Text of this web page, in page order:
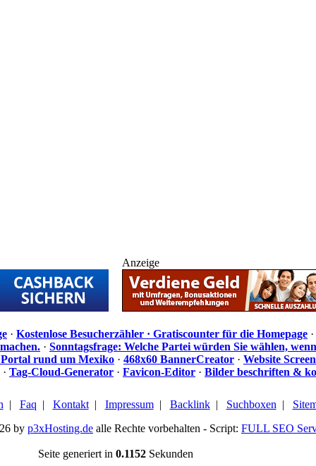
Anzeige
· Kostenlose Besucherzähler · Gratiscounter für die Homepage ·
· Sonntagsfrage: Welche Partei würden Sie wählen,
Portal rund um Mexiko · 468x60 BannerCreator · Website
· Tag-Cloud-Generator · Favicon-Editor · Bilder beschriften &
| Faq | Kontakt| Impressum| Backlink| Suchboxen |
by p3xHosting.de alle Rechte vorbehalten - Script: FULL SEO
Seite generiert in 0.1152Sekunden